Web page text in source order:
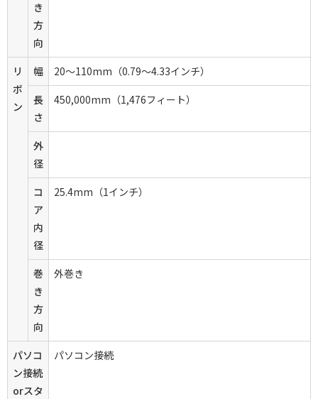
き
方
向
リ
ボ
ン
幅
20～110mm（0.79～4.33インチ）
長
さ
450,000mm（1,476フィート）
外
径
コ
ア
内
径
25.4mm（1インチ）
巻
き
方
向
外巻き
パソコ
ン接続
orスタ
パソコン接続